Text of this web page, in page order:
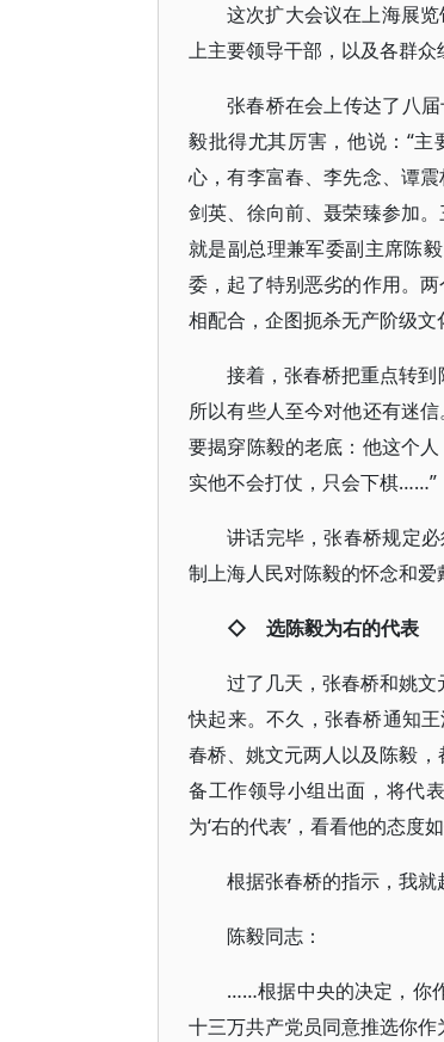
这次扩大会议在上海展
上主要领导干部，以及各群众
张春桥在会上传达了八
毅批得尤其厉害，他说：“主
心，有李富春、李先念、谭
剑英、徐向前、聂荣臻参加
就是副总理兼军委副主席陈
委，起了特别恶劣的作用。
相配合，企图扼杀无产阶级
接着，张春桥把重点转到
所以有些人至今对他还有迷
要揭穿陈毅的老底：他这个
实他不会打仗，只会下棋……”
讲话完毕，张春桥规定
制上海人民对陈毅的怀念和爱
◇ 选陈毅为右的代表
过了几天，张春桥和姚文
快起来。不久，张春桥通知
春桥、姚文元两人以及陈毅，
备工作领导小组出面，将代
为‘右的代表’，看看他的态度
根据张春桥的指示，我就
陈毅同志：
……根据中央的决定，你
十三万共产党员同意推选你作